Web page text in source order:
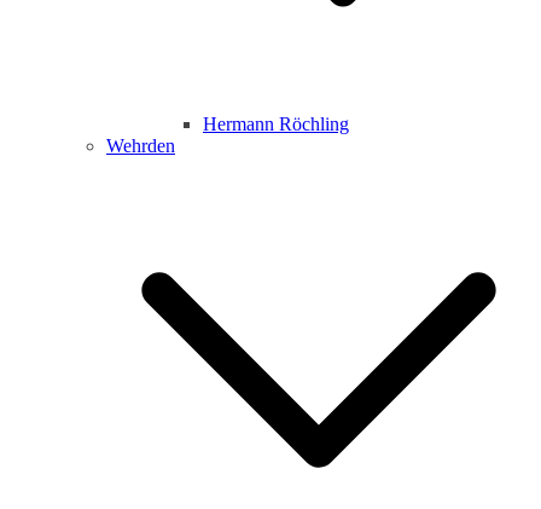
Hermann Röchling
Wehrden